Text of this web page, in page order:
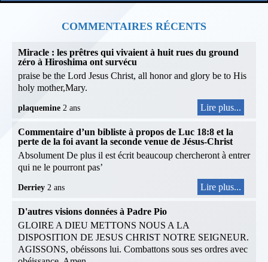
COMMENTAIRES RÉCENTS
Miracle : les prêtres qui vivaient à huit rues du ground
zéro à Hiroshima ont survécu
praise be the Lord Jesus Christ, all honor and glory be to His
holy mother,Mary.
plaquemine 2 ans Lire plus...
Commentaire d’un bibliste à propos de Luc 18:8 et la
perte de la foi avant la seconde venue de Jésus-Christ
Absolument De plus il est écrit beaucoup chercheront à entrer
qui ne le pourront pas’
Derriey 2 ans Lire plus...
D'autres visions données à Padre Pio
GLOIRE A DIEU METTONS NOUS A LA
DISPOSITION DE JESUS CHRIST NOTRE SEIGNEUR.
AGISSONS, obéissons lui. Combattons sous ses ordres avec